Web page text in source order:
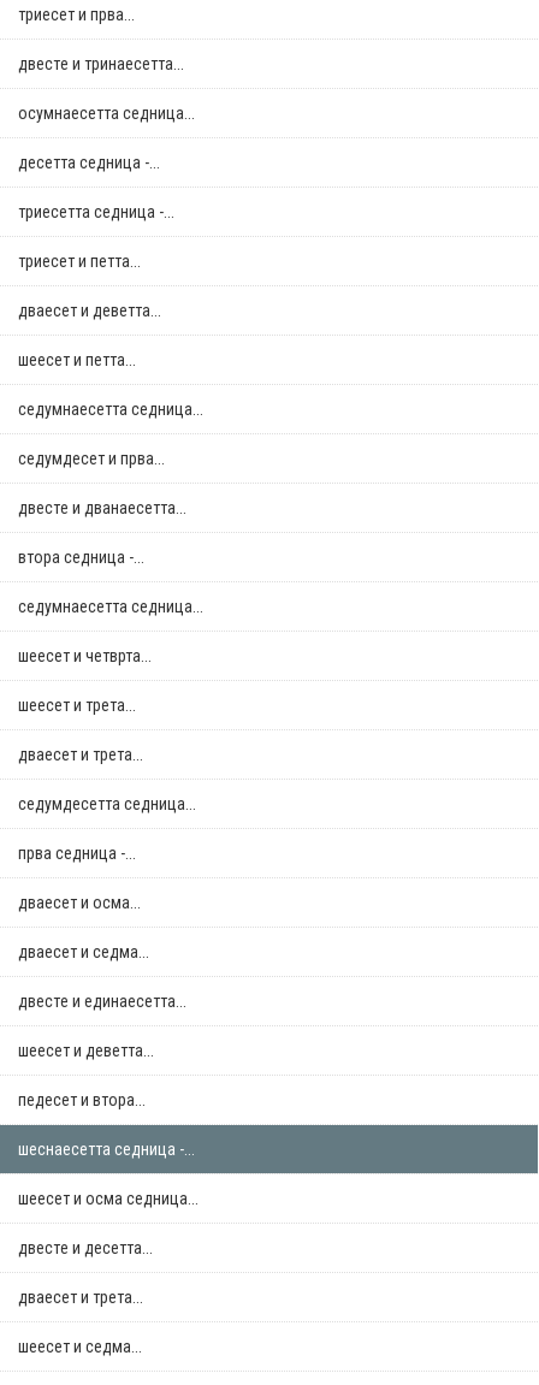
триесет и прва...
двестe и тринаесетта...
осумнaесетта седница...
десетта седница -...
триесетта седница -...
триесет и петта...
дваесет и деветта...
шеесет и петта...
седумнаесетта седница...
седумдесет и прва...
двестe и дванаесетта...
втора седница -...
седумнаесетта седница...
шеесет и четврта...
шеесет и трета...
дваесет и трета...
седумдесетта седница...
прва седница -...
дваесет и осма...
дваесет и седма...
двестe и единаесетта...
шеесет и деветта...
педесет и втора...
шеснаесетта седница -...
шеесет и осма седница...
двестe и десетта...
дваесет и трета...
шеесет и седма...